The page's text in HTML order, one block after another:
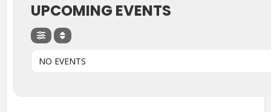
UPCOMING EVENTS
NO EVENTS